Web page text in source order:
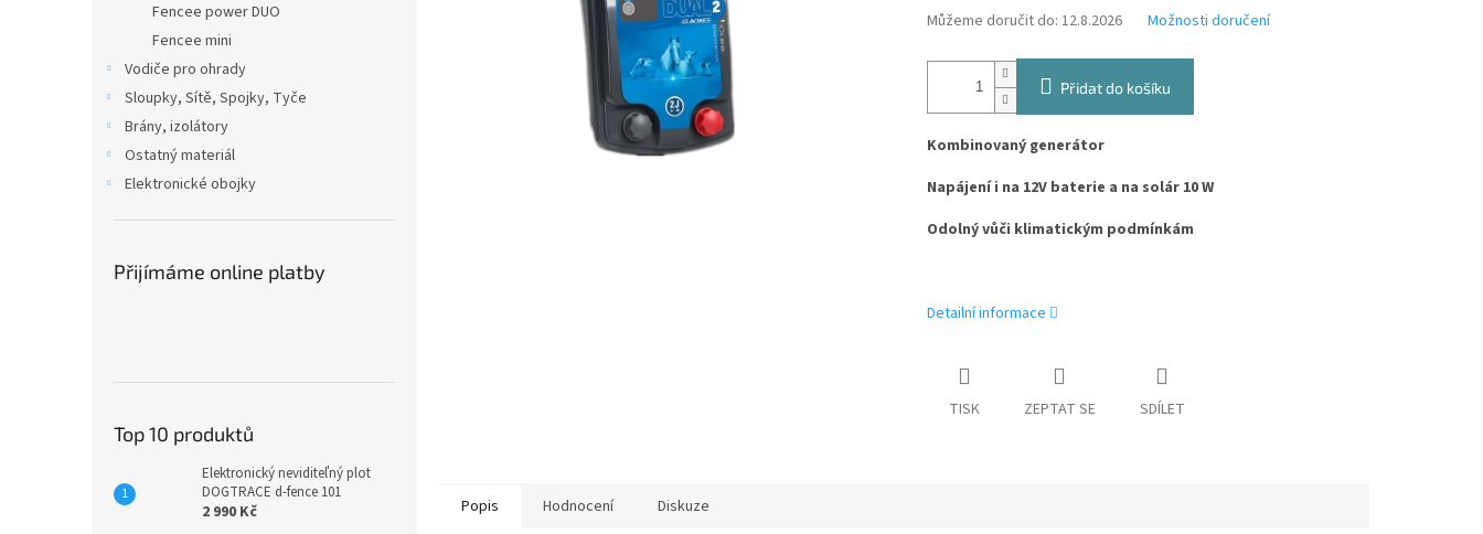
Fencee power DUO
Fencee mini
Vodiče pro ohrady
Sloupky, Sítě, Spojky, Tyče
Brány, izolátory
Ostatný materiál
Elektronické obojky
Přijímáme online platby
Top 10 produktů
Elektronický neviditeľný plot
DOGTRACE d-fence 101
2 990 Kč
Můžeme doručit do: 12.8.2026 Možnosti doručení
Přidat do košíku
Kombinovaný generátor
Napájení i na 12V baterie a na solár 10 W
Odolný vůči klimatickým podmínkám
Detailní informace
TISK ZEPTAT SE SDÍLET
Popis Hodnocení Diskuze